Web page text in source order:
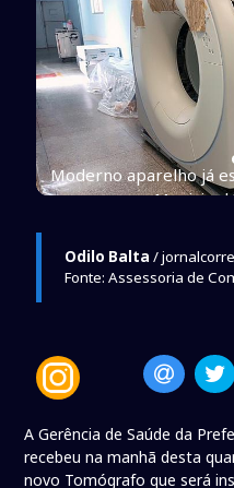
Moderno aparelho já
Municipal
Odilo Balta /
Fonte: Assessoria de
A Gerência de Saúde da
recebeu na manhã desta
novo Tomógrafo que será